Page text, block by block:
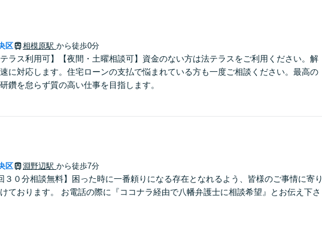
区 相模原駅 から徒歩0分
テラス利用可】【夜間・土曜相談可】資金のない方は法テラスをご利用ください。解
に対応します。住宅ローンの支払で悩まれている方も一度ご相談ください。最高の
鑽を怠らず質の高い仕事を目指します。
区 淵野辺駅 から徒歩7分
３０分相談無料】困った時に一番頼りになる存在となれるよう、皆様のご事情に寄り
ております。 お電話の際に『ココナラ経由で八幡弁護士に相談希望』とお伝え下さ